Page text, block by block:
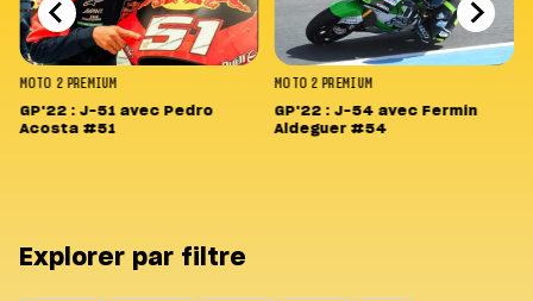
MOTO 2 PREMIUM
GP'22 : J-51 avec Pedro
Acosta #51
MOTO 2 PREMIUM
GP'22 : J-54 avec Fermin
Aldeguer #54
Explorer par filtre